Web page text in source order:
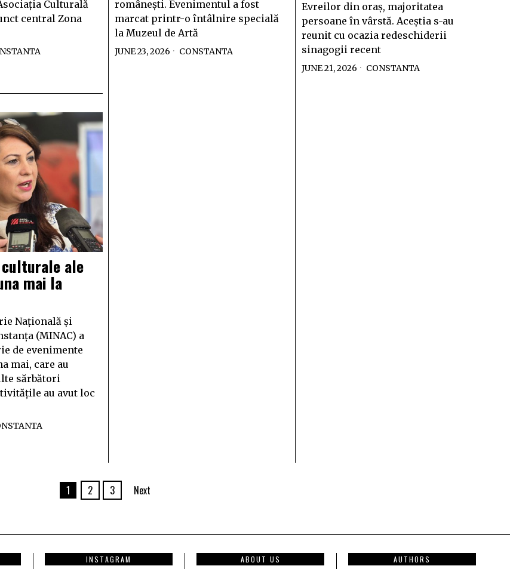
Culturală
central Zona
românești. Evenimentul a fost
marcat printr-o întâlnire specială
la Muzeul de Artă
JUNE 23, 2026 CONSTANTA
Evreilor din oraș, majoritatea
persoane în vârstă. Aceștia s-au
reunit cu ocazia redeschiderii
sinagogii recent
JUNE 21, 2026 CONSTANTA
ale
mai la
Națională și
(MINAC) a
de evenimente
mai, care au
sărbători
au avut loc
1 2 3 Next
INSTAGRAM ABOUT US AUTHORS